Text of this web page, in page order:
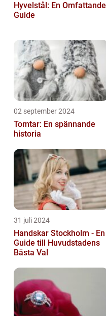
Hyvelstål: En Omfattande
Guide
02 september 2024
Tomtar: En spännande
historia
31 juli 2024
Handskar Stockholm - En
Guide till Huvudstadens
Bästa Val